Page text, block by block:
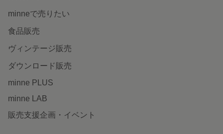
minneで売りたい
食品販売
ヴィンテージ販売
ダウンロード販売
minne PLUS
minne LAB
販売支援企画・イベント